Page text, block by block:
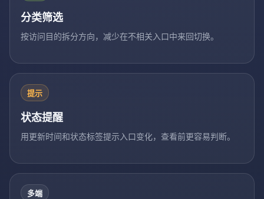
分类筛选
按访问目的拆分方向，减少在不相关入口中来回切换。
提示
状态提醒
用更新时间和状态标签提示入口变化，查看前更容易判断。
多端